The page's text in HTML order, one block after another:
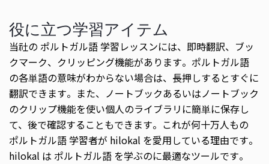
役に立つ学習アイテム
当社の ポルトガル語 学習レッスンには、即時翻訳、ブッ
クマーク、クリッピング機能があります。ポルトガル語
の各単語の意味がわからない場合は、長押しするとすぐに
翻訳できます。また、ノートブックあるいはノートブック
のクリップ機能を使い個人のライブラリに簡単に保存し
て、後で確認することもできます。これが何十万人もの
ポルトガル語 学習者が hilokal を愛用している理由です。
hilokal は ポルトガル語 を学ぶのに最適なツールです。